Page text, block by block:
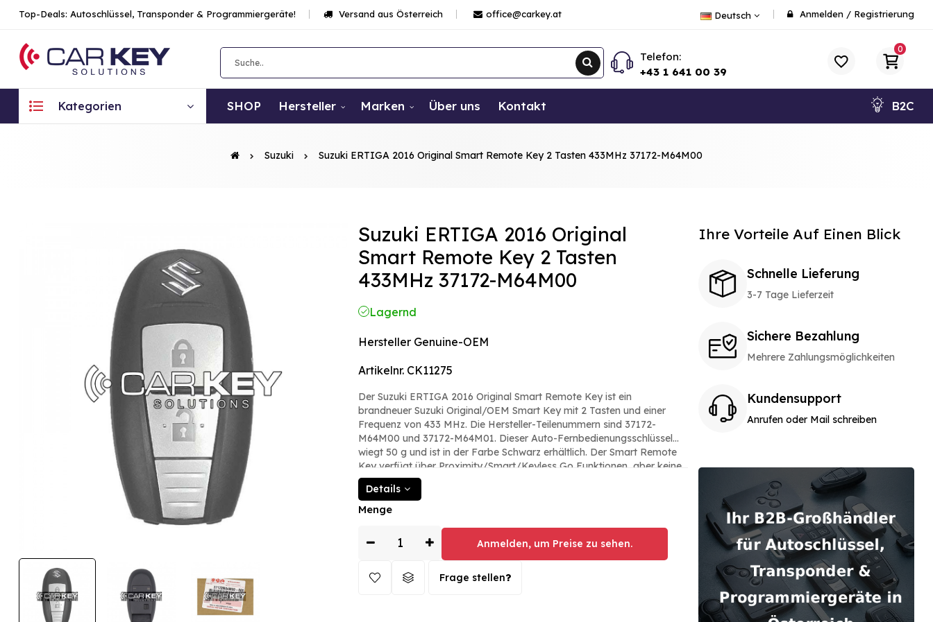
Top-Deals: Autoschlüssel, Transponder & Programmiergeräte! Versand aus Österreich office@carkey.at Deutsch Anmelden / Registrierung
Telefon:
+43 1 641 00 39
0
Kategorien SHOP Hersteller Marken Über uns Kontakt B2C
Suzuki Suzuki ERTIGA 2016 Original Smart Remote Key 2 Tasten 433MHz 37172-M64M00
Suzuki ERTIGA 2016 Original
Smart Remote Key 2 Tasten
433MHz 37172-M64M00
Lagernd
Hersteller Genuine-OEM
Artikelnr. CK11275
Der Suzuki ERTIGA 2016 Original Smart Remote Key ist ein
brandneuer Suzuki Original/OEM Smart Key mit 2 Tasten und einer
Frequenz von 433 MHz. Die Hersteller-Teilenummern sind 37172-
M64M00 und 37172-M64M01. Dieser Auto-Fernbedienungsschlüssel
wiegt 50 g und ist in der Farbe Schwarz erhältlich. Der Smart Remote
Key verfügt über Proximity/Smart/Keyless Go Funktionen, aber keine
Panikfunktion. Das Remote-Blade ist nicht im Lieferumfang enthalten,
und der Schlüssel benötigt eine CR2032 Batterie. Der Transponder-ID
ist HITAG 3 - ID47 NCF2951X/NCF2952X. Dieser Schlüssel ist
Swift Smart-Fernschlüssel kann als Zubehörprodukt dazu erworben
werden. Dieser Original Smart Remote Key bietet Sicherheit und
Komfort für Ihren Suzuki ERTIGA 2016.
Details
Menge
Anmelden, um Preise zu sehen.
Frage stellen
Ihre Vorteile Auf Einen Blick
Schnelle Lieferung
3-7 Tage Lieferzeit
Sichere Bezahlung
Mehrere Zahlungsmöglichkeiten
Kundensupport
Anrufen oder Mail schreiben